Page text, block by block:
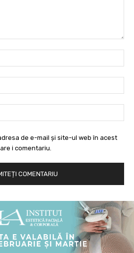
de e-mail și site-ul web în acest
i comentariu.